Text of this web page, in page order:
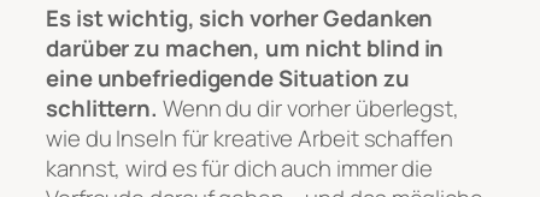
Es ist wichtig, sich vorher Gedanken
darüber zu machen, um nicht blind in
eine unbefriedigende Situation zu
schlittern. Wenn du dir vorher überlegst,
wie du Inseln für kreative Arbeit schaffen
kannst, wird es für dich auch immer die